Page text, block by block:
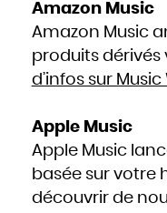
Amazon Music
Amazon Music
produits dérivés
d’infos sur Music
Apple Music
Apple Music
basée sur votre
découvrir de